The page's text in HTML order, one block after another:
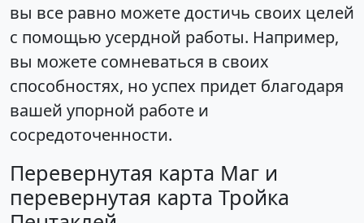
вы все равно можете достичь своих целей
с помощью усердной работы. Например,
вы можете сомневаться в своих
способностях, но успех придет благодаря
вашей упорной работе и
сосредоточенности.
Перевернутая карта Маг и
перевернутая карта Тройка